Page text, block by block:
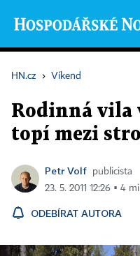
HN.cz › Víkend
Rodinná vila
topí mezi
Petr Volf
publicista
23. 5. 2011 12:26 ▪ 4
ODEBÍRAT AUTORA